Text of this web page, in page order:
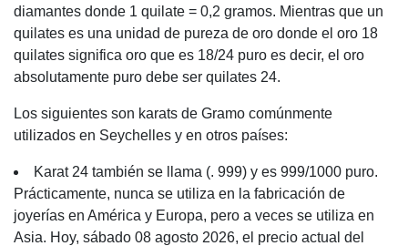
diamantes donde 1 quilate = 0,2 gramos. Mientras que un
quilates es una unidad de pureza de oro donde el oro 18
quilates significa oro que es 18/24 puro es decir, el oro
absolutamente puro debe ser quilates 24.
Los siguientes son karats de Gramo comúnmente
utilizados en Seychelles y en otros países:
Karat 24 también se llama (. 999) y es 999/1000 puro.
Prácticamente, nunca se utiliza en la fabricación de
joyerías en América y Europa, pero a veces se utiliza en
Asia. Hoy, sábado 08 agosto 2026, el precio actual del